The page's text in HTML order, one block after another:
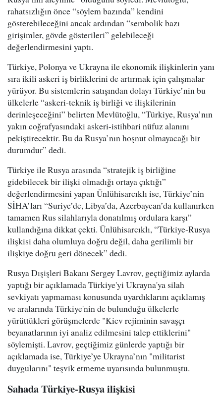
rahatsızlığın önce “söylem bazında” kendini
gösterebileceğini ancak ardından “sembolik bazı
girişimler, gövde gösterileri” gelebileceği
değerlendirmesini yaptı.
Türkiye, Polonya ve Ukrayna ile ekonomik ilişkinlerin yanı
sıra ikili askeri iş birliklerini de artırmak için çalışmalar
yürüyor. Bu sistemlerin satışından dolayı Türkiye’nin bu
ülkelerle “askeri-teknik iş birliği ve ilişkilerinin
derinleşeceğini” belirten Mevlütoğlu, “Türkiye, Rusya’nın
yakın coğrafyasındaki askeri-istihbari nüfuz alanını
pekiştirecektir. Bu da Rusya’nın hoşnut olmayacağı bir
durumdur” dedi.
Türkiye ile Rusya arasında “stratejik iş birliğine
gidebilecek bir ilişki olmadığı ortaya çıktığı”
değerlendirmesini yapan Ünlühisarcıklı ise, Türkiye’nin
SİHA’ları “Suriye’de, Libya’da, Azerbaycan’da kullanırken
tamamen Rus silahlarıyla donatılmış ordulara karşı”
kullandığına dikkat çekti. Ünlühisarcıklı, “Türkiye-Rusya
ilişkisi daha olumluya doğru değil, daha gerilimli bir
ilişkiye doğru geri dönecek” dedi.
Rusya Dışişleri Bakanı Sergey Lavrov, geçtiğimiz aylarda
yaptığı bir açıklamada Türkiye'yi Ukrayna'ya silah
sevkiyatı yapmaması konusunda uyardıklarını açıklamış
ve aralarında Türkiye'nin de bulunduğu ülkelerle
yürüttükleri görüşmelerde "Kiev rejiminin savaşçı
beyanatlarının iyi analiz edilmesini talep ettiklerini"
söylemişti. Lavrov, geçtiğimiz günlerde yaptığı bir
açıklamada ise, Türkiye’ye Ukrayna’nın "militarist
duygularını" teşvik etmeme uyarısında bulunmuştu.
Sahada Türkiye-Rusya ilişkisi